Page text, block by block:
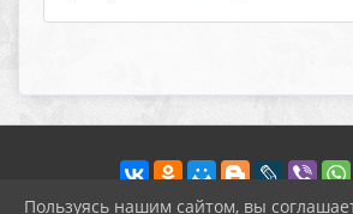
Пользуясь нашим сайтом, вы